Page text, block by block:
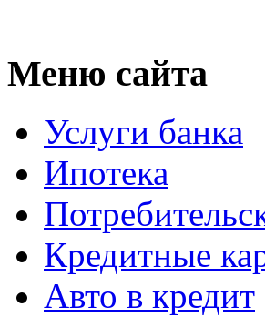
Меню сайта
Услуги банка
Ипотека
Кредитные
Авто в кредит